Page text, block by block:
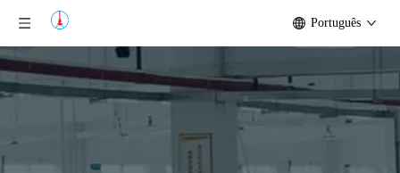
Português